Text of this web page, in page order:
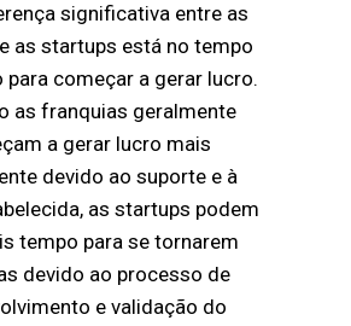
significativa entre as
as startups está no tempo
para começar a gerar lucro.
as franquias geralmente
a gerar lucro mais
devido ao suporte e à
as startups podem
tempo para se tornarem
devido ao processo de
e validação do